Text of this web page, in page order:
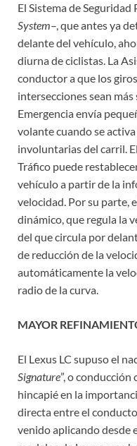
El Sistema de Seguridad
System–, que antes ya
delante del vehículo,
diurna de ciclistas. La
conductor a que los
intersecciones sean
Emergencia envía
volante cuando se
involuntarias del carril.
Tráfico puede
vehículo a partir de la
velocidad. Por su parte,
dinámico, que regula la
del que circula por
de reducción de la
automáticamente la
radio de la curva.
MAYOR
El Lexus LC supuso el
Signature”, o conducción
hincapié en la
directa entre el
venido aplicando desde